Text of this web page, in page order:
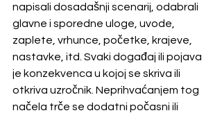
napisali dosadašnji scenarij, odabrali
glavne i sporedne uloge, uvode,
zaplete, vrhunce, početke, krajeve,
nastavke, itd. Svaki događaj ili pojava
je konzekvenca u kojoj se skriva ili
otkriva uzročnik. Neprihvaćanjem tog
načela trče se dodatni počasni ili